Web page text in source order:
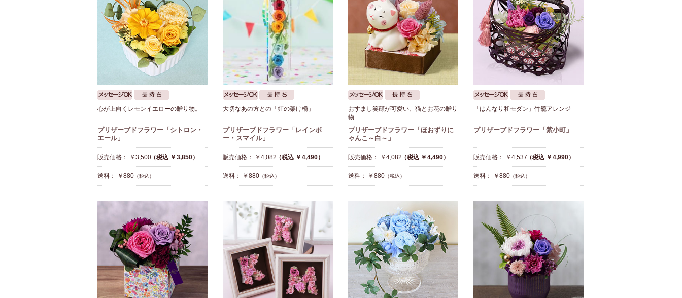
心が上向くレモンイエローの贈り物。
プリザーブドフラワー「シトロン・
エール」
販売価格： ￥3,500（税込 ￥3,850）
送料： ￥880 （税込）
大切なあの方との「虹の架け橋」
プリザーブドフラワー「レインボ
ー・スマイル」
販売価格： ￥4,082（税込 ￥4,490）
送料： ￥880 （税込）
おすまし笑顔が可愛い、猫とお花の贈り
物
プリザーブドフラワー「ほおずりに
ゃんこ～白～」
販売価格： ￥4,082（税込 ￥4,490）
送料： ￥880 （税込）
「はんなり和モダン」竹籠アレンジ
プリザーブドフラワー「紫小町」
販売価格： ￥4,537（税込 ￥4,990）
送料： ￥880 （税込）